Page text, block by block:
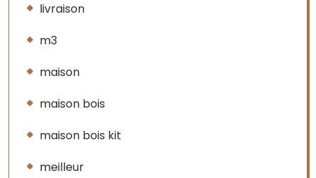
livraison
m3
maison
maison bois
maison bois kit
meilleur